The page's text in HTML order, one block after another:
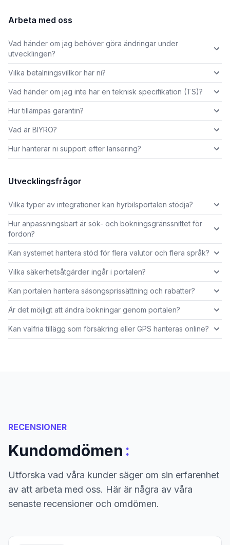
Arbeta med oss
Vad händer om jag behöver göra ändringar under
utvecklingen?
Vilka betalningsvillkor har ni?
Vad händer om jag inte har en teknisk specifikation (TS)?
Hur tillämpas garantin?
Vad är BIYRO?
Hur hanterar ni support efter lansering?
Utvecklingsfrågor
Vilka typer av integrationer kan hyrbilsportalen stödja?
Hur anpassningsbart är sök- och bokningsgränssnittet för
fordon?
Kan systemet hantera stöd för flera valutor och flera språk?
Vilka säkerhetsåtgärder ingår i portalen?
Kan portalen hantera säsongsprissättning och rabatter?
Är det möjligt att ändra bokningar genom portalen?
Kan valfria tillägg som försäkring eller GPS hanteras online?
RECENSIONER
Kundomdömen :
Utforska vad våra kunder säger om sin erfarenhet
av att arbeta med oss. Här är några av våra
senaste recensioner och omdömen.